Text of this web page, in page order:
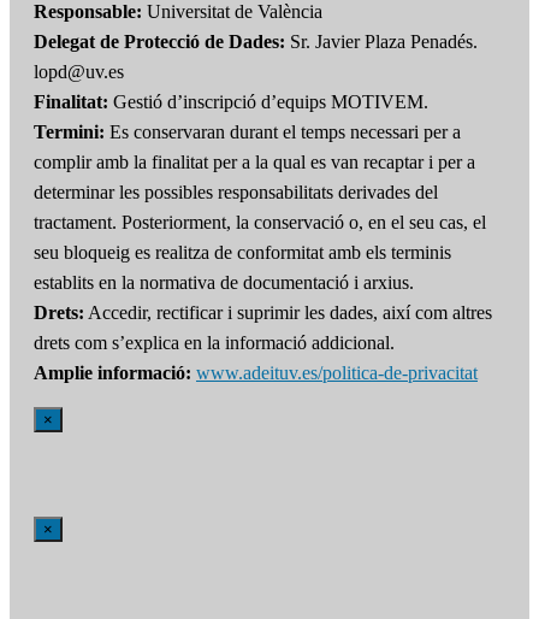
Responsable: Universitat de València
Delegat de Protecció de Dades: Sr. Javier Plaza Penadés.
lopd@uv.es
Finalitat: Gestió d’inscripció d’equips MOTIVEM.
Termini: Es conservaran durant el temps necessari per a
complir amb la finalitat per a la qual es van recaptar i per a
determinar les possibles responsabilitats derivades del
tractament. Posteriorment, la conservació o, en el seu cas, el
seu bloqueig es realitza de conformitat amb els terminis
establits en la normativa de documentació i arxius.
Drets: Accedir, rectificar i suprimir les dades, així com altres
drets com s’explica en la informació addicional.
Amplie informació: www.adeituv.es/politica-de-privacitat
×
×